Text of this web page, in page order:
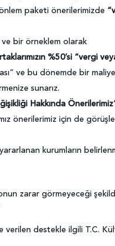
paketi önerilerimizde
ve bir örneklem olarak
%50’si “vergi
ve bu dönemde bir
sunarız.
Hakkında
önerilerimiz için de
kurumların
zarar görmeyeceği
verilen destekle ilgili T.C.